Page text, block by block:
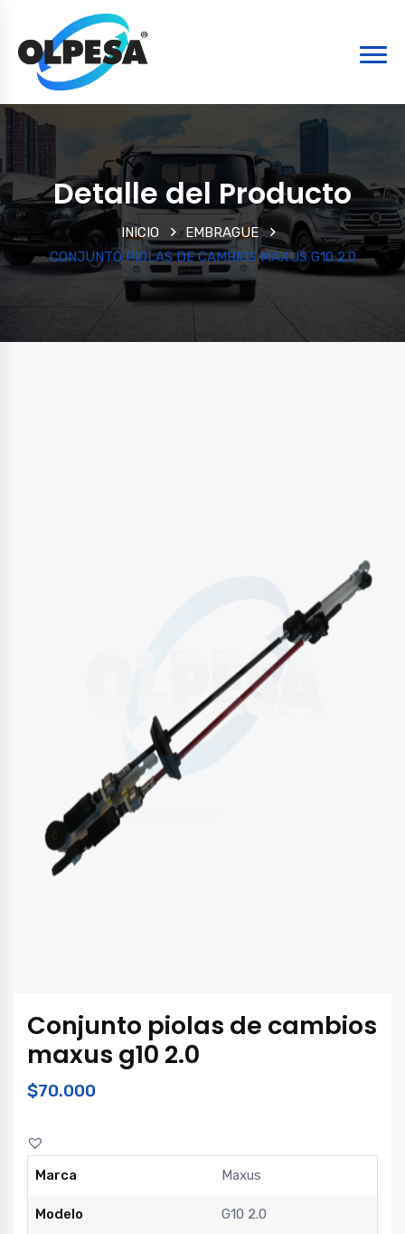
Detalle del Producto
INICIO
EMBRAGUE
CONJUNTO PIOLAS DE CAMBIOS MAXUS G10 2.0
Conjunto piolas de cambios
maxus g10 2.0
$70.000
Marca Maxus
Modelo G10 2.0